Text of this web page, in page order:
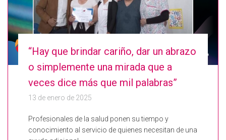
“Hay que brindar cariño, dar un abrazo
o simplemente una mirada que a
veces dice más que mil palabras”
13 de enero de 2025
Profesionales de la salud ponen su tiempo y
conocimiento al servicio de quienes necesitan de una